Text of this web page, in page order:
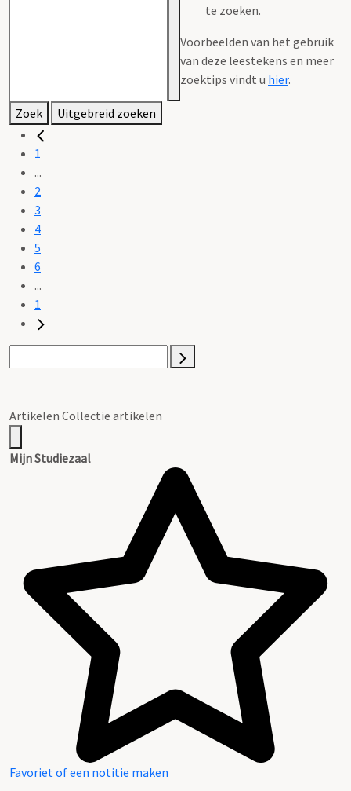
te zoeken.
Voorbeelden van het gebruik
van deze leestekens en meer
zoektips vindt u hier.
Zoek Uitgebreid zoeken
1
...
2
3
4
5
6
...
1
Artikelen Collectie artikelen
Mijn Studiezaal
Favoriet of een notitie maken